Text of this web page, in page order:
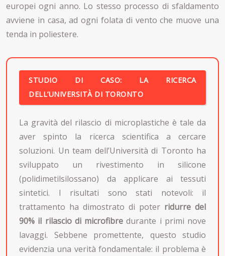
europei ogni anno. Lo stesso processo di sfaldamento
avviene in casa, ad ogni folata di vento che muove una
tenda in poliestere.
STUDIO DI CASO: LA RICERCA
DELL’UNIVERSITÀ DI TORONTO
La gravità del rilascio di microplastiche è tale da
aver spinto la ricerca scientifica a cercare
soluzioni. Un team dell’Università di Toronto ha
sviluppato un rivestimento in silicone
(polidimetilsilossano) da applicare ai tessuti
sintetici. I risultati sono stati notevoli: il
trattamento ha dimostrato di poter ridurre del
90% il rilascio di microfibre durante i primi nove
lavaggi. Sebbene promettente, questo studio
evidenzia una verità fondamentale: il problema è